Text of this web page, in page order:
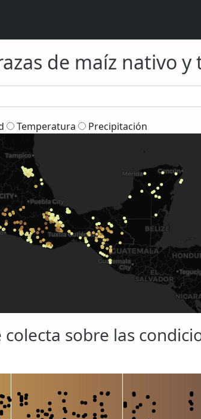
de maíz nativo
Temperatura Precipitación
sobre las